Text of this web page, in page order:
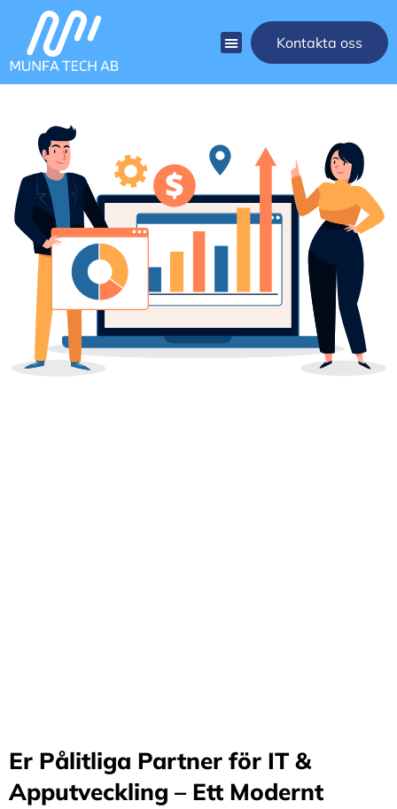
Kontakta oss
Er Pålitliga Partner för IT &
Apputveckling – Ett Modernt